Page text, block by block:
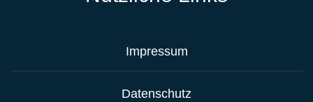
Impressum
Datenschutz